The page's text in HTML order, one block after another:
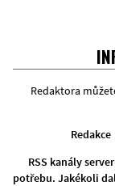
Redaktora
Redakce
RSS kanály
potřebu. Jakékoli